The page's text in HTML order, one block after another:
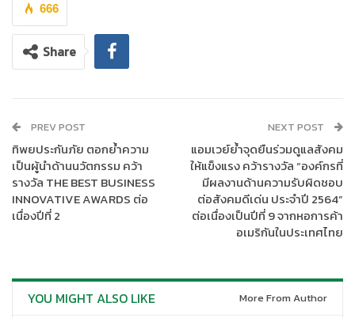
นายโชน โสภณพนิช กรรมการผู้จัดการใหญ่และประธานเจ้าหน้าที่
บริหาร บริษัท กรุงเทพประกันชีวิต จำกัด (มหาชน)กล่าวว่า “กรุงเทพ
ประกันชีวิต รู้สึกเป็นเกียรติและมีความยินดีเป็นอย่างยิ่งที่ได้รับรางวัล
MOST ADMIRED COMPANY AWARDจากงาน THAILAND TOP
COMPANY AWARDS 2021 ซึ่งสะท้อนถึงความเชื่อมั่นที่ลูกค้ามีต่อ
หนึ่งที่เราให้ความสำคัญอย่างที่สุดคือการดำเนินธุรกิจด้วยความถูก
ต้องตามหลักธรรมาภิบาลและการเติบโตร่วมกันอย่างยั่งยืน โดย
666
Share
PREV POST
ทิพยประกันภัย ตอกย้ำความ
เป็นผู้นำด้านนวัตกรรม คว้า
รางวัล THE BEST BUSINESS
INNOVATIVE AWARDS ต่อ
เนื่องปีที่ 2
NEXT POST
แอมเวย์ย้ำจุดยืนร่วมดูแลสังคม
ให้แข็งแรง คว้ารางวัล “องค์กรที่
มีผลงานด้านความรับผิดชอบ
ต่อสังคมดีเด่น ประจำปี 2564”
ต่อเนื่องเป็นปีที่ 9 จากหอการค้า
อเมริกันในประเทศไทย
YOU MIGHT ALSO LIKE More From Author